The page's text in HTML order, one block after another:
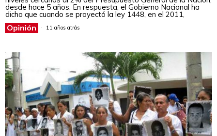
desde hace 5 años. En respuesta, el Gobierno Nacional ha
dicho que cuando se proyectó la ley 1448, en el 2011,
Opinión 11 años atrás